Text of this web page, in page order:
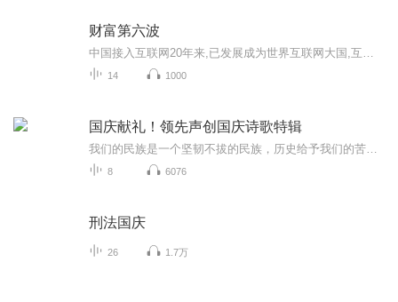
财富第六波
14 1000
国庆献礼！领先声创国庆诗歌特辑
8 6076
刑法国庆
26 1.7万